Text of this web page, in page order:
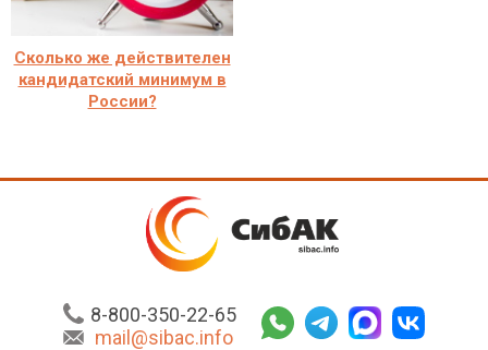
Сколько же действителен
кандидатский минимум в
России?
8-800-350-22-65
mail@sibac.info